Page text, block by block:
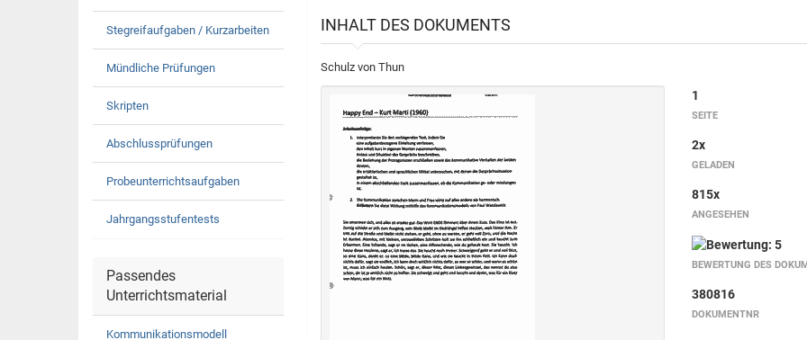
Stegreifaufgaben / Kurzarbeiten
Mündliche Prüfungen
Skripten
Abschlussprüfungen
Probeunterrichtsaufgaben
Jahrgangsstufentests
Passendes
Unterrichtsmaterial
Kommunikationsmodell
INHALT DES DOKUMENTS
Schulz von Thun
1
SEITE
2x
GELADEN
815x
ANGESEHEN
BEWERTUNG DES
380816
DOKUMENTNR